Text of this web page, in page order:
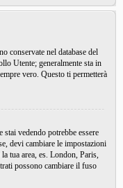
conservate nel database del
Utente; generalmente sta in
vero. Questo ti permetterà
stai vedendo potrebbe essere
devi cambiare le impostazioni
tua area, es. London, Paris,
possono cambiare il fuso